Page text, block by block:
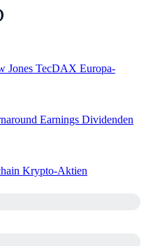
Jones TecDAX Europa-
Earnings Dividenden
Krypto-Aktien